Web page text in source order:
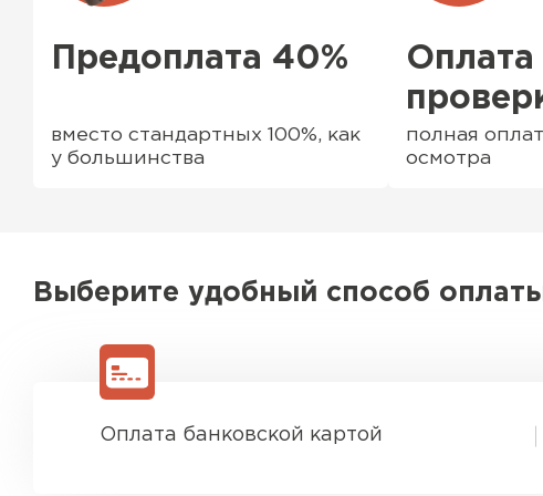
Предоплата 40%
вместо стандартных 100%, как
у большинства
Оплата
полная
осмотра
Выберите удобный способ
Оплата банковской картой